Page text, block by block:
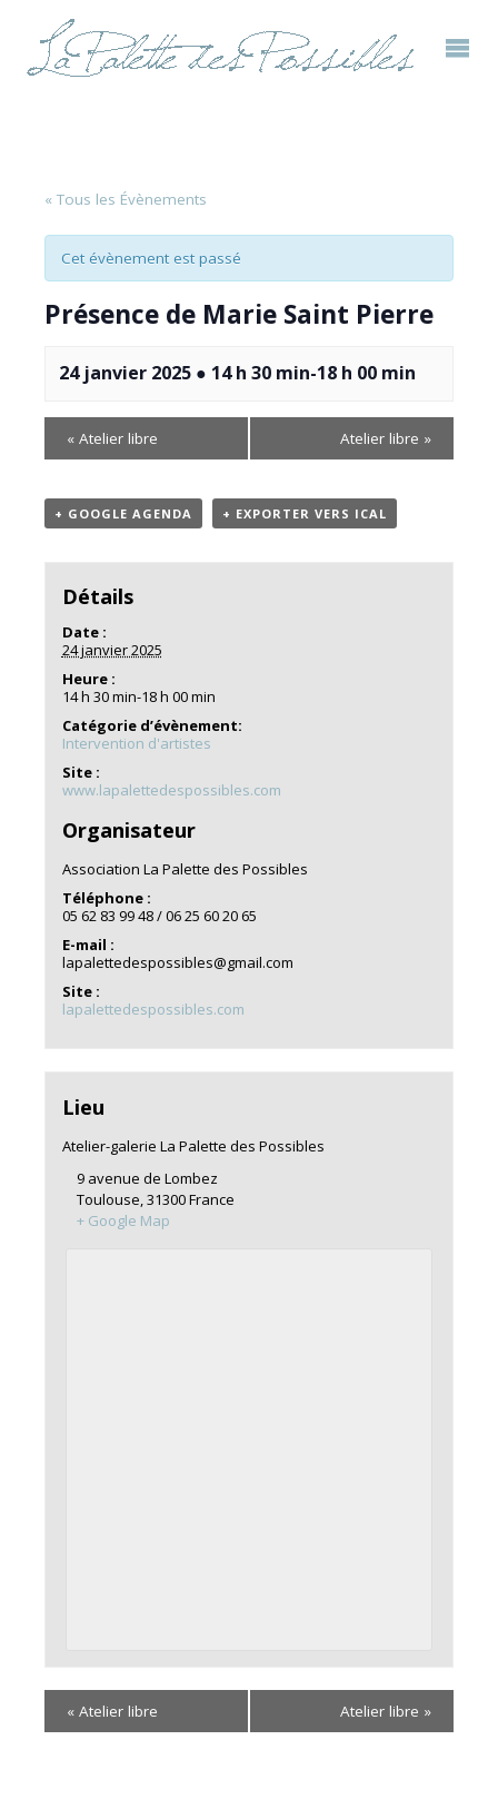
« Tous les Évènements
Cet évènement est passé
Présence de Marie Saint Pierre
24 janvier 2025 ● 14 h 30 min-18 h 00 min
« Atelier libre Atelier libre »
+ GOOGLE AGENDA + EXPORTER VERS ICAL
Détails
Date :
24 janvier 2025
Heure :
14 h 30 min-18 h 00 min
Catégorie d’évènement:
Intervention d'artistes
Site :
www.lapalettedespossibles.com
Organisateur
Association La Palette des Possibles
Téléphone :
05 62 83 99 48 / 06 25 60 20 65
E-mail :
lapalettedespossibles@gmail.com
Site :
lapalettedespossibles.com
Lieu
Atelier-galerie La Palette des Possibles
9 avenue de Lombez
Toulouse,31300France
+ Google Map
« Atelier libre Atelier libre »